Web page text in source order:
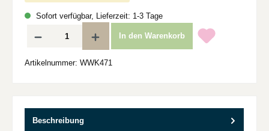
Sofort verfügbar, Lieferzeit: 1-3 Tage
Produkt Anzahl: Gib den gewünschten Wert ein oder benutze die Schaltflächen
In den Warenkorb
Artikelnummer: WWK471
Beschreibung